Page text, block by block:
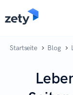
Startseite Blog